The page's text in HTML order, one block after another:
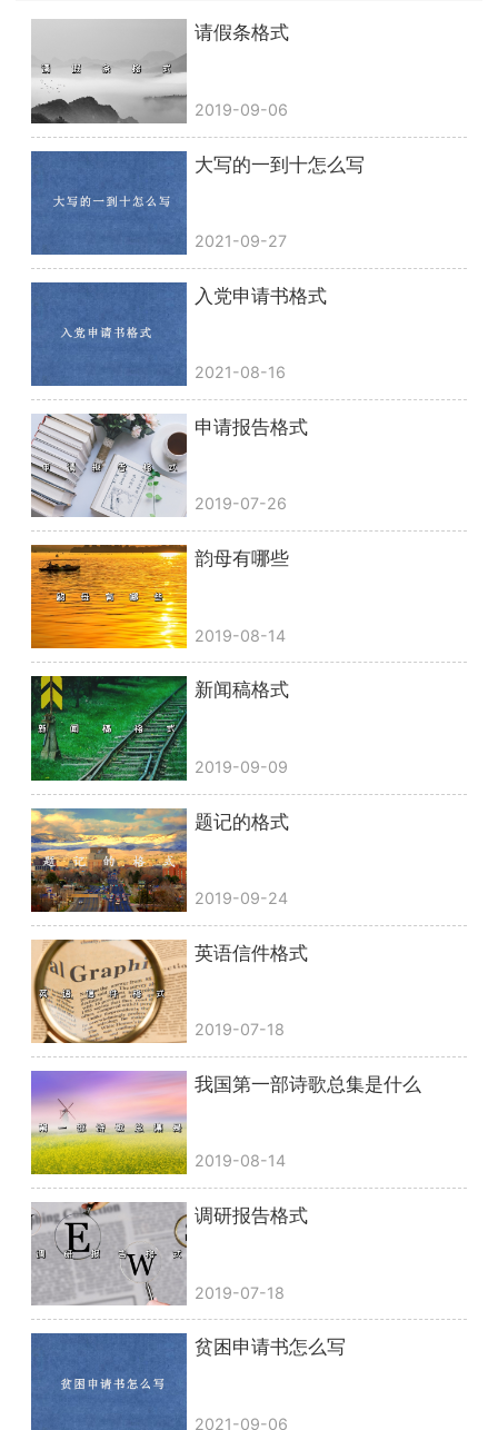
请假条格式
2019-09-06
大写的一到十怎么写
2021-09-27
入党申请书格式
2021-08-16
申请报告格式
2019-07-26
韵母有哪些
2019-08-14
新闻稿格式
2019-09-09
题记的格式
2019-09-24
英语信件格式
2019-07-18
我国第一部诗歌总集是什么
2019-08-14
调研报告格式
2019-07-18
贫困申请书怎么写
2021-09-06